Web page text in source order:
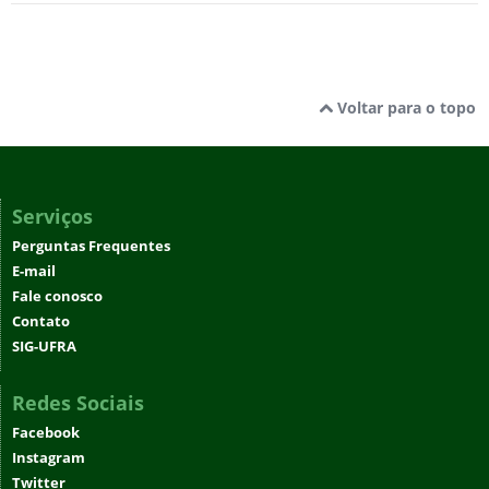
Voltar para o topo
Serviços
Perguntas Frequentes
E-mail
Fale conosco
Contato
SIG-UFRA
Redes Sociais
Facebook
Instagram
Twitter